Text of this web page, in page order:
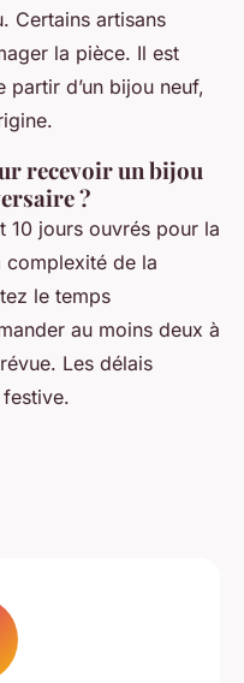
Certains artisans
la pièce. Il est
partir d’un bijou neuf,
recevoir un bijou
?
10 jours ouvrés pour la
complexité de la
le temps
au moins deux à
Les délais
festive.